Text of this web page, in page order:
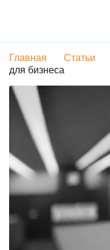
Главная Статьи
для бизнеса